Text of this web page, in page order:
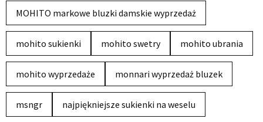
MOHITO markowe bluzki damskie wyprzedaż
mohito sukienki mohito swetry mohito ubrania
mohito wyprzedaże monnari wyprzedaż bluzek
msngr najpiękniejsze sukienki na weselu